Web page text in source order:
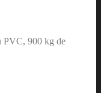
PVC, 900 kg de